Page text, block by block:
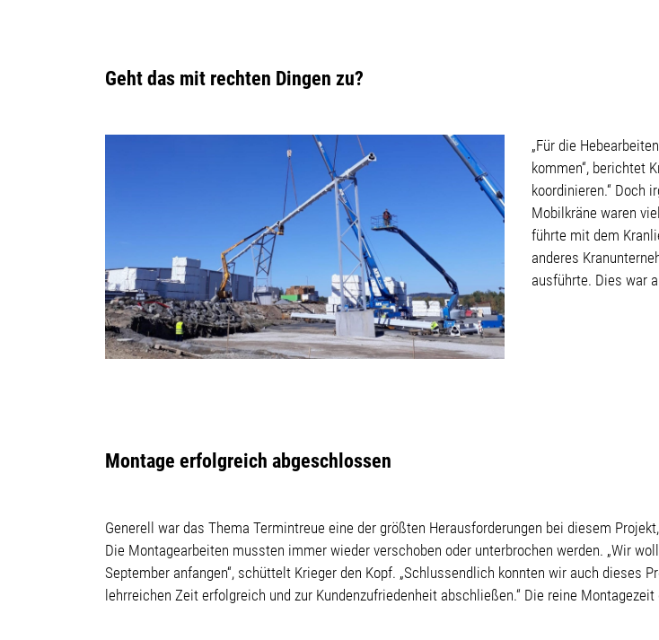
Geht das mit rechten Dingen zu?
„Für die
kommen“, berichtet
koordinieren.“ Doch
Mobilkräne waren
führte mit dem
anderes
ausführte. Dies war
Montage erfolgreich abgeschlossen
Generell war das Thema Termintreue eine der größten Herausforderungen bei diesem
Die Montagearbeiten mussten immer wieder verschoben oder unterbrochen werden. „Wir
September anfangen“, schüttelt Krieger den Kopf. „Schlussendlich konnten wir auch dieses
lehrreichen Zeit erfolgreich und zur Kundenzufriedenheit abschließen.“ Die reine